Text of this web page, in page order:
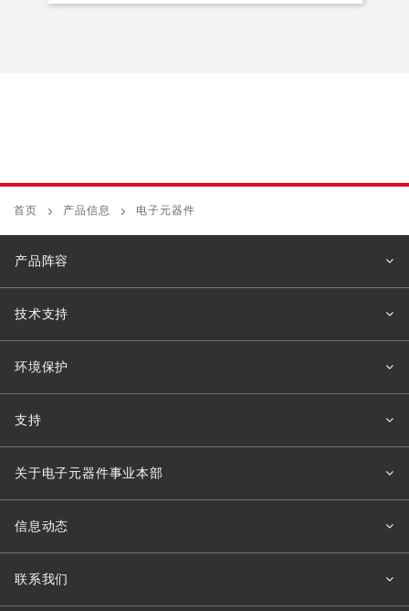
首页 产品信息 电子元器件
产品阵容
技术支持
环境保护
支持
关于电子元器件事业本部
信息动态
联系我们